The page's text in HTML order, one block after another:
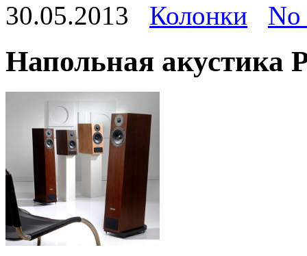
30.05.2013
Колонки No
Напольная акустика